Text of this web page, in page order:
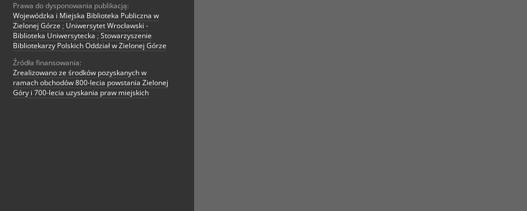
Prawa do dysponowania publikacją:
Wojewódzka i Miejska Biblioteka Publiczna w
Zielonej Górze ; Uniwersytet Wrocławski -
Biblioteka Uniwersytecka ; Stowarzyszenie
Bibliotekarzy Polskich Oddział w Zielonej Górze
Źródła finansowania:
Zrealizowano ze środków pozyskanych w
ramach obchodów 800-lecia powstania Zielonej
Góry i 700-lecia uzyskania praw miejskich